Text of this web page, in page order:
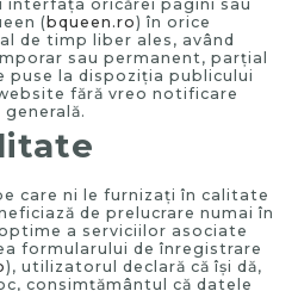
interfaţa oricărei pagini sau
(bqueen.ro) în orice
de timp liber ales, având
sau permanent, parţial
la dispoziţia publicului
fără vreo notificare
care ni le furnizaţi în calitate
de prelucrare numai în
a serviciilor asociate
formularului de înregistrare
), utilizatorul declară că îşi dă,
consimţământul că datele